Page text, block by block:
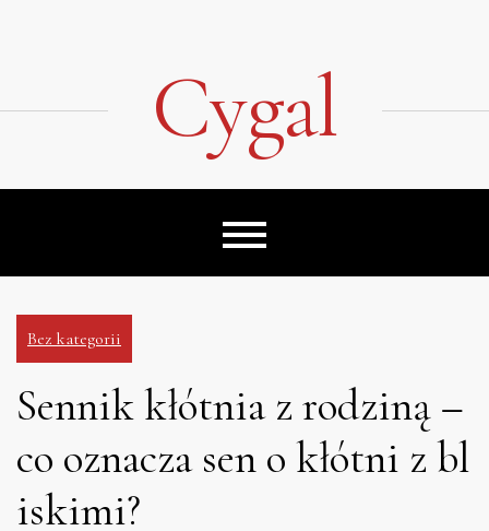
Cygal
Bez kategorii
Sennik kłótnia z rodziną –
co oznacza sen o kłótni z bl
iskimi?